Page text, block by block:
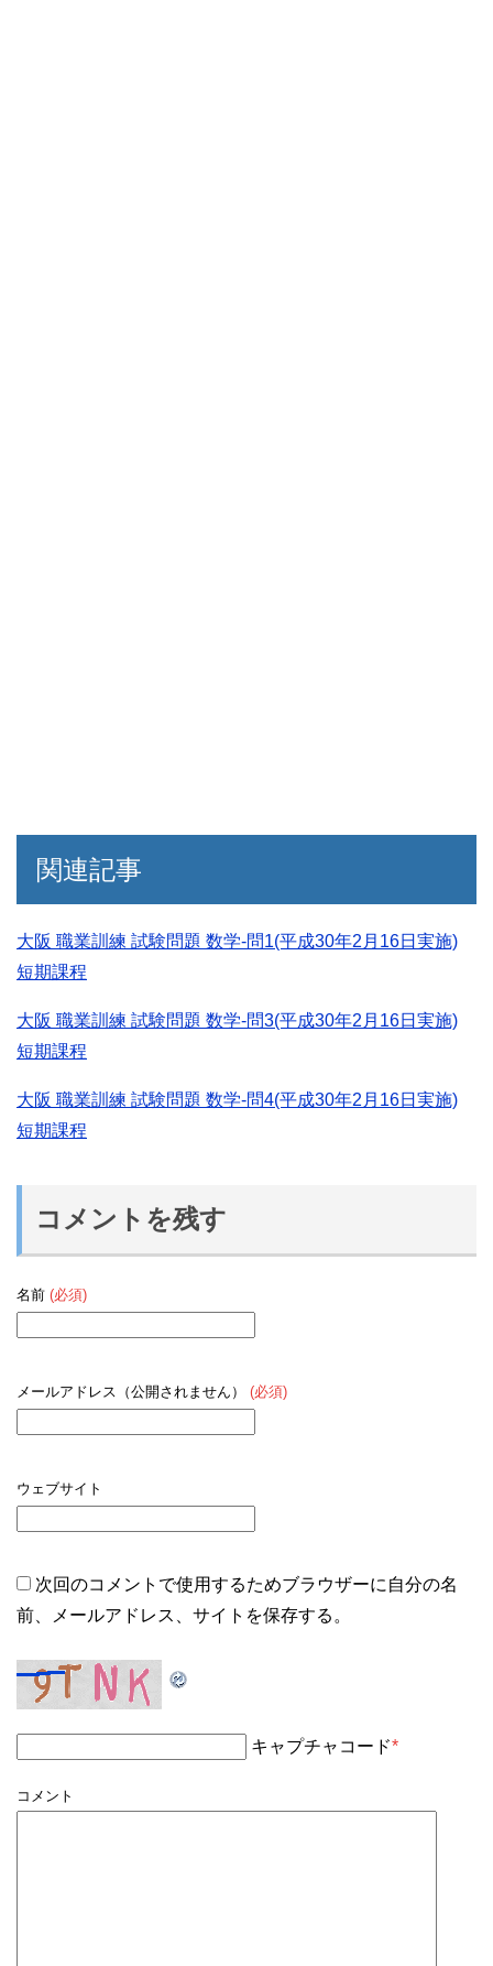
関連記事
大阪 職業訓練 試験問題 数学-問1(平成30年2月16日実施)
短期課程
大阪 職業訓練 試験問題 数学-問3(平成30年2月16日実施)
短期課程
大阪 職業訓練 試験問題 数学-問4(平成30年2月16日実施)
短期課程
コメントを残す
名前 (必須)
メールアドレス（公開されません） (必須)
ウェブサイト
次回のコメントで使用するためブラウザーに自分の名
前、メールアドレス、サイトを保存する。
キャプチャコード*
コメント